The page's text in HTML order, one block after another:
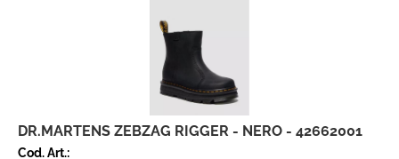
DR.MARTENS ZEBZAG RIGGER - NERO - 42662001
Cod. Art.: